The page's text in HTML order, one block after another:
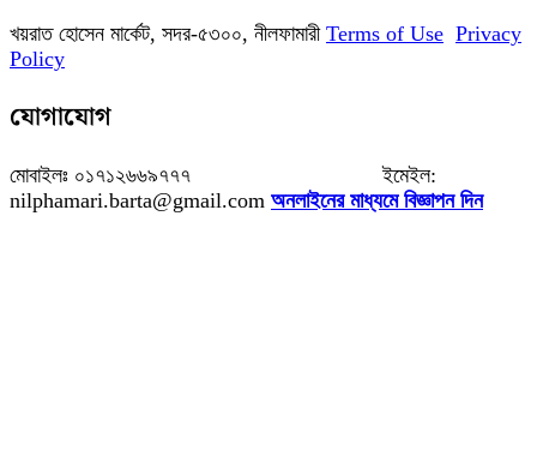
খয়রাত হোসেন মার্কেট, সদর-৫৩০০, নীলফামারী Terms of Use Privacy
Policy
যোগাযোগ
মোবাইলঃ ০১৭১২৬৬৯৭৭৭ ইমেইল:
nilphamari.barta@gmail.com অনলাইনের মাধ্যমে বিজ্ঞাপন দিন